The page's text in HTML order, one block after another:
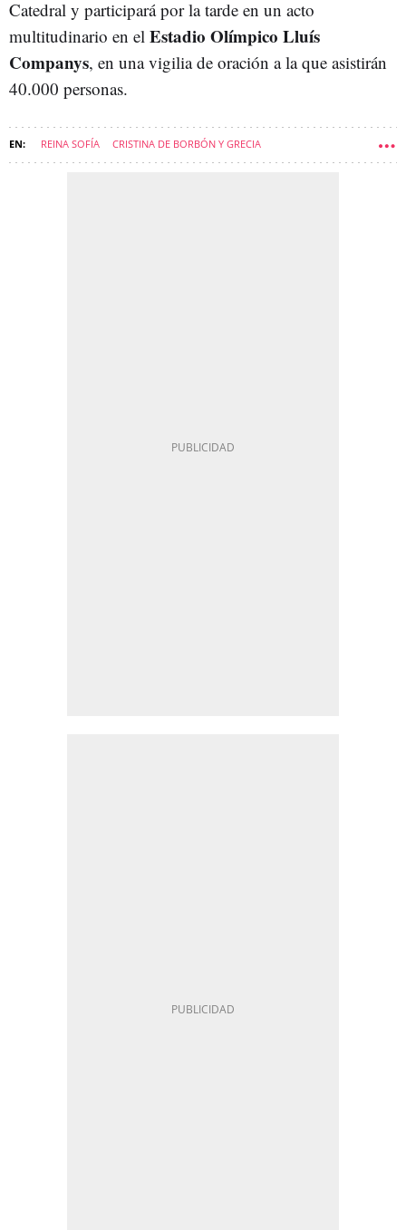
Catedral y participará por la tarde en un acto
multitudinario en el Estadio Olímpico Lluís
Companys, en una vigilia de oración a la que asistirán
40.000 personas.
REINA SOFÍA CRISTINA DE BORBÓN Y GRECIA